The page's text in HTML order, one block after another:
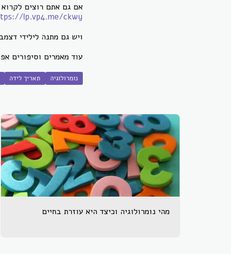
אם גם אתם רוצים לקרוא
lp.vp4.me/ckwy
ויש גם מתנה לילידי
עוד מאמרים וסיפורים
נומרולוגיה תאריך לידה
מהי נומרולוגיה וכיצד היא עוזרת בחיים